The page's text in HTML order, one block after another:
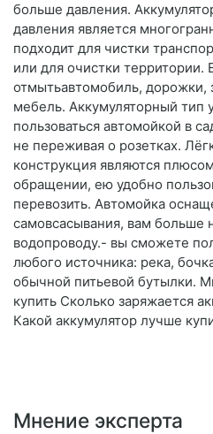
больше давления.
давления является
подходит для чистки
или для очистки
отмытьавтомобиль, дорожки,
мебель. Аккумуляторный тип
пользоваться автомойкой в
не переживая о розетках.
конструкция являются
обращении, ею удобно
перевозить. Автомойка
самовсасывания, вам больше
водопроводу.- вы сможете
любого источника: река,
обычной питьевой бутылки.
купить Сколько заряжается
Какой аккумулятор лучше
Мнение эксперта